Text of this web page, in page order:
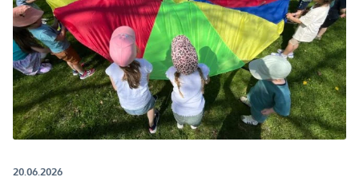
20.06.2026